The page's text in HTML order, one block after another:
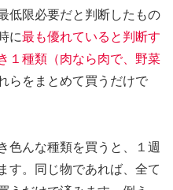
低限必要だと判断したもの
に最も優れていると判断す
１種類（肉なら肉で、野菜
らをまとめて買うだけで
色んな種類を買うと、１週
す。同じ物であれば、全て